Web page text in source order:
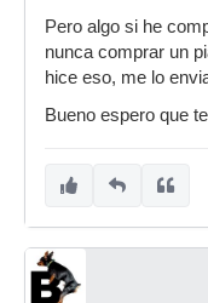
Pero algo si he
nunca comprar un
hice eso, me lo
Bueno espero que